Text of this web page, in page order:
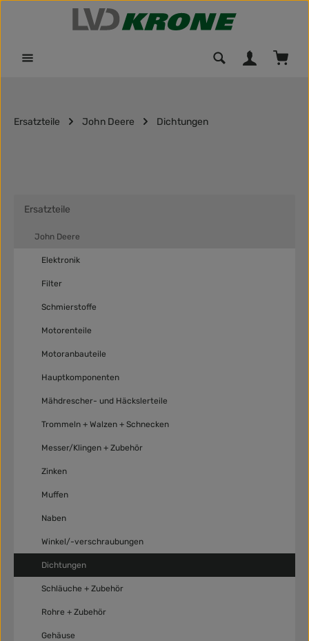
Zum Hauptinhalt springen
Ersatzteile John Deere Dichtungen
Ersatzteile
John Deere
Elektronik
Filter
Schmierstoffe
Motorenteile
Motoranbauteile
Hauptkomponenten
Mähdrescher- und Häckslerteile
Trommeln + Walzen + Schnecken
Messer/Klingen + Zubehör
Zinken
Muffen
Naben
Winkel/-verschraubungen
Dichtungen
Schläuche + Zubehör
Rohre + Zubehör
Gehäuse